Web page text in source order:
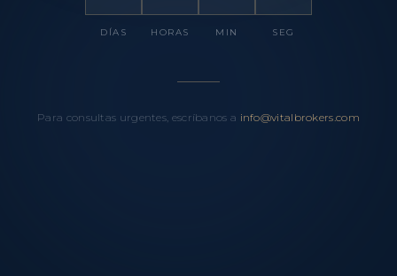
DÍAS HORAS MIN SEG
Para consultas urgentes, escríbanos a info@vitalbrokers.com